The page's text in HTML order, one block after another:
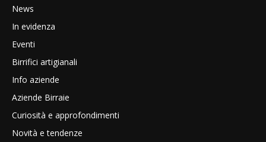
News
In evidenza
Eventi
Birrifici artigianali
Info aziende
Aziende Birraie
Curiosità e approfondimenti
Novità e tendenze